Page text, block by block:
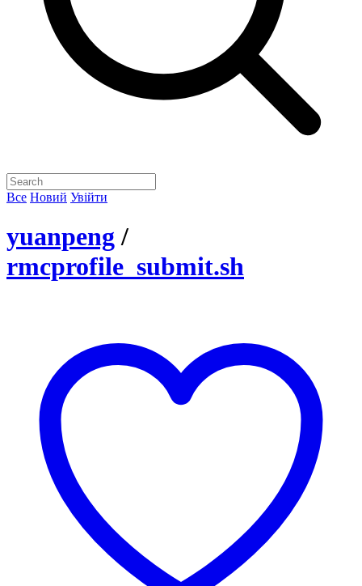
Все Новий Увійти
yuanpeng /
rmcprofile_submit.sh